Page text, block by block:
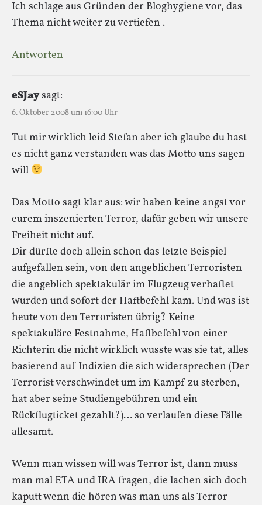
Ich schlage aus Gründen der Bloghygiene vor, das
Thema nicht weiter zu vertiefen .
Antworten
eSJaysagt:
6. Oktober 2008 um 16:00 Uhr
Tut mir wirklich leid Stefan aber ich glaube du hast
es nicht ganz verstanden was das Motto uns sagen
will
Das Motto sagt klar aus: wir haben keine angst vor
eurem inszenierten Terror, dafür geben wir unsere
Freiheit nicht auf.
Dir dürfte doch allein schon das letzte Beispiel
aufgefallen sein, von den angeblichen Terroristen
die angeblich spektakulär im Flugzeug verhaftet
wurden und sofort der Haftbefehl kam. Und was ist
heute von den Terroristen übrig? Keine
spektakuläre Festnahme, Haftbefehl von einer
Richterin die nicht wirklich wusste was sie tat, alles
basierend auf Indizien die sich widersprechen (Der
Terrorist verschwindet um im Kampf zu sterben,
hat aber seine Studiengebühren und ein
Rückflugticket gezahlt?)… so verlaufen diese Fälle
allesamt.
Wenn man wissen will was Terror ist, dann muss
man mal ETA und IRA fragen, die lachen sich doch
kaputt wenn die hören was man uns als Terror